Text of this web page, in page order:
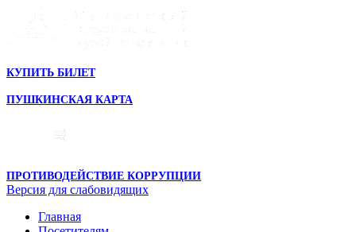
КУПИТЬ БИЛЕТ
ПУШКИНСКАЯ КАРТА
ПРОТИВОДЕЙСТВИЕ КОРРУПЦИИ
Версия для слабовидящих
Главная